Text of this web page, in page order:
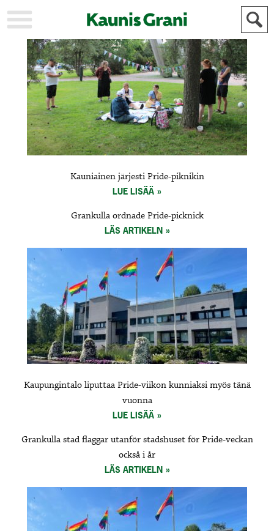
KAUPUNKI
STADEN
AJANKOHTAISTA
AKTUELLT
URHEILU
IDROTT
KULTTUURI
KULTUR
HISTORIA
HISTORIA
YLEINEN
ALLMÄN
MAINOSTAJILLE
FÖR
ANNONSÖRER
Kauniainen järjesti Pride-piknikin
LUE LISÄÄ
Grankulla ordnade Pride-picknick
LÄS ARTIKELN
Kaupungintalo liputtaa Pride-viikon kunniaksi myös tänä
vuonna
LUE LISÄÄ
Grankulla stad flaggar utanför stadshuset för Pride-veckan
också i år
LÄS ARTIKELN